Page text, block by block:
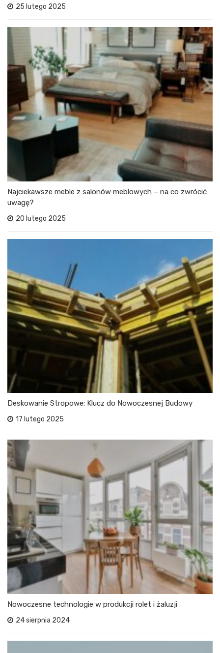
25 lutego 2025
Najciekawsze meble z salonów meblowych – na co zwrócić
uwagę?
20 lutego 2025
Deskowanie Stropowe: Klucz do Nowoczesnej Budowy
17 lutego 2025
Nowoczesne technologie w produkcji rolet i żaluzji
24 sierpnia 2024